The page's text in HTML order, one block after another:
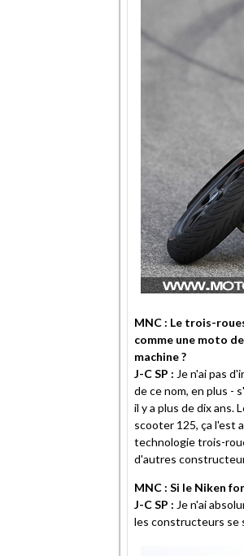
MNC : Le trois-
comme une moto
machine ?
J-C SP : Je n'ai pas
de ce nom, en plus -
il y a plus de dix ans.
scooter 125, ça l'est
technologie trois-
d'autres
MNC : Si le Niken
J-C SP : Je n'ai
les constructeurs se